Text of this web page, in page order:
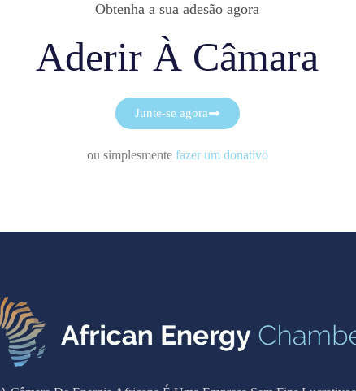
Obtenha a sua adesão agora
Aderir À Câmara
Junte-se agora
ou simplesmente fazer um donativo